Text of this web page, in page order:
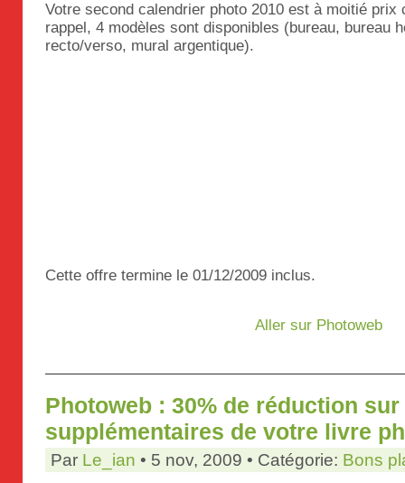
Votre second calendrier photo 2010 est à moitié
rappel, 4 modèles sont disponibles (bureau, bureau
recto/verso, mural argentique).
Cette offre termine le 01/12/2009 inclus.
Aller sur Photoweb
Photoweb : 30% de réduction
supplémentaires de votre livre
Par Le_ian • 5 nov, 2009 • Catégorie: Bons